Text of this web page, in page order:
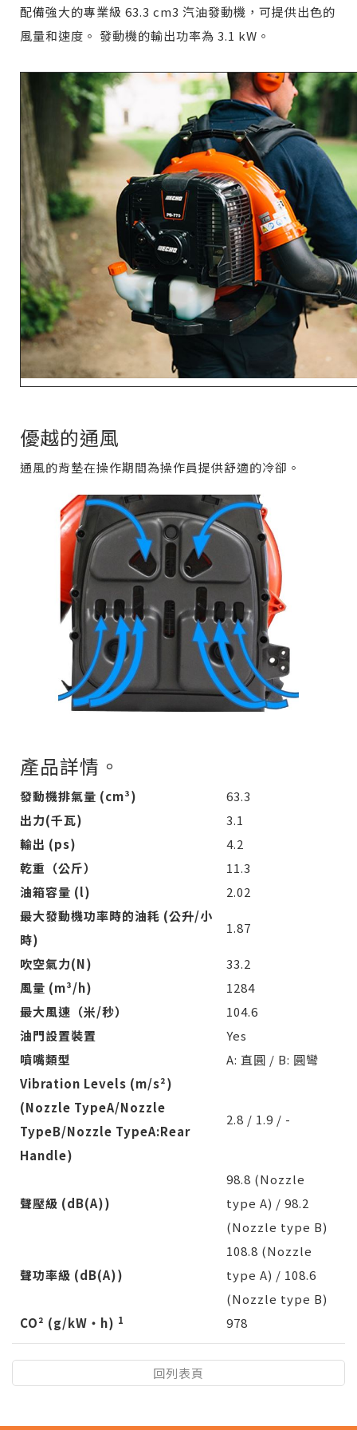
配備強大的專業級 63.3 cm3 汽油發動機，可提供出色的
風量和速度。 發動機的輸出功率為 3.1 kW。
優越的通風
通風的背墊在操作期間為操作員提供舒適的冷卻。
產品詳情。
發動機排氣量 (cm³)
63.3
出力(千瓦)
3.1
輸出 (ps)
4.2
乾重（公斤）
11.3
油箱容量 (l)
2.02
最大發動機功率時的油耗 (公升/小
時)
1.87
吹空氣力(N)
33.2
風量 (m³/h)
1284
最大風速（米/秒）
104.6
油門設置裝置
Yes
噴嘴類型
A: 直圓 / B: 圓彎
Vibration Levels (m/s²)
(Nozzle TypeA/Nozzle
TypeB/Nozzle TypeA:Rear
Handle)
2.8 / 1.9 / -
聲壓級 (dB(A))
98.8 (Nozzle
type A) / 98.2
(Nozzle type B)
聲功率級 (dB(A))
108.8 (Nozzle
type A) / 108.6
(Nozzle type B)
CO² (g/kW・h) 1 978
回列表頁